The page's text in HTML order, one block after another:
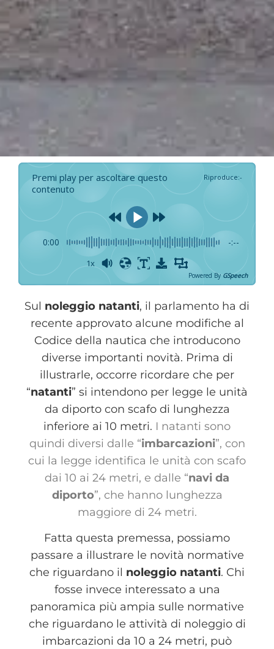
Premi play per ascoltare questo
contenuto
Riproduce:-
0:00 -:--
1x
Powered By GSpeech
Sul noleggio natanti, il parlamento ha di
recente approvato alcune modifiche al
Codice della nautica che introducono
diverse importanti novità. Prima di
illustrarle, occorre ricordare che per
“natanti” si intendono per legge le unità
da diporto con scafo di lunghezza
inferiore ai 10 metri. I natanti sono
quindi diversi dalle “imbarcazioni”, con
cui la legge identifica le unità con scafo
dai 10 ai 24 metri, e dalle “navi da
diporto”, che hanno lunghezza
maggiore di 24 metri.
Fatta questa premessa, possiamo
passare a illustrare le novità normative
che riguardano il noleggio natanti. Chi
fosse invece interessato a una
panoramica più ampia sulle normative
che riguardano le attività di noleggio di
imbarcazioni da 10 a 24 metri, può